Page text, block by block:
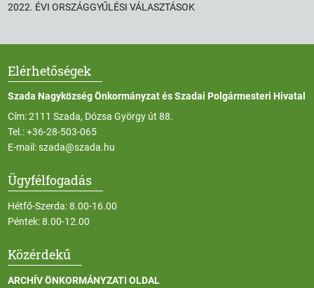
2022. ÉVI ORSZÁGGYŰLÉSI VÁLASZTÁSOK
Elérhetőségek
Szada Nagyközség Önkormányzat és Szadai Polgármesteri Hivatal
Cím: 2111 Szada, Dózsa György út 88.
Tel.:+36-28-503-065
E-mail:szada@szada.hu
Ügyfélfogadás
Hétfő-Szerda: 8.00-16.00
Péntek: 8.00-12.00
Közérdekű
ARCHÍV ÖNKORMÁNYZATI OLDAL